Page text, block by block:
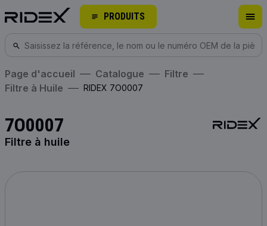
PRODUITS
Page d'accueil Catalogue
Filtre
Filtre à Huile
RIDEX 7O0007
7O0007
Filtre à huile